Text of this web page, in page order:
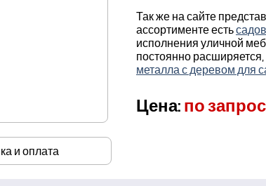
Так же на сайте
ассортименте есть
исполнения уличной
постоянно
металла с деревом для
Цена: по
и оплата